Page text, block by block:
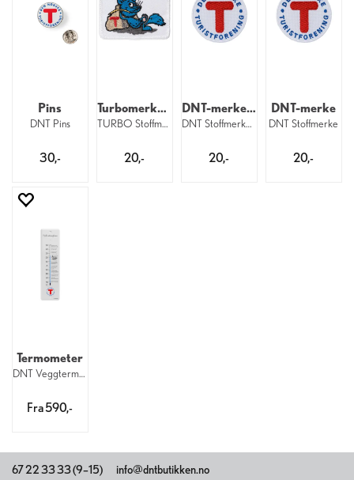
Pins
DNT Pins
30,-
Turbomerke med lim
TURBO Stoffmerke med lim
20,-
DNT-merke med lim
DNT Stoffmerke med lim
20,-
DNT-merke
DNT Stoffmerke
20,-
Termometer
DNT Veggtermometer
Fra 590,-
67 22 33 33 (9–15) info@dntbutikken.no